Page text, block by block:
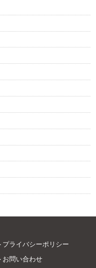
プライバシーポリシー
お問い合わせ